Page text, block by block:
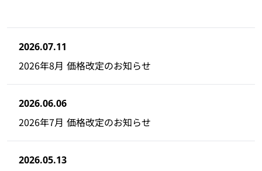
2026.07.11
2026年8月 価格改定のお知らせ
2026.06.06
2026年7月 価格改定のお知らせ
2026.05.13